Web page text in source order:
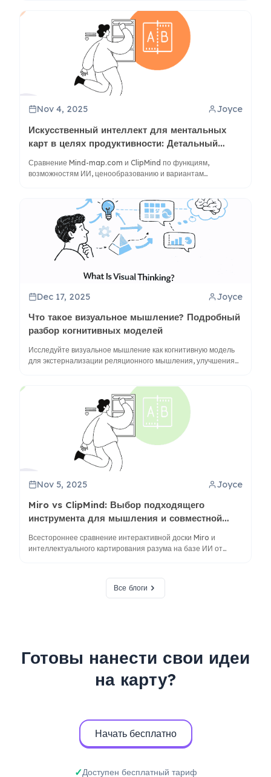
понимания и продуктивности.
Nov 4, 2025 Joyce
Искусственный интеллект для ментальных
карт в целях продуктивности: Детальный
Сравнение Mind-map.com и ClipMind по функциям,
возможностям ИИ, ценообразованию и вариантам
Dec 17, 2025 Joyce
Что такое визуальное мышление? Подробный
разбор когнитивных моделей
Исследуйте визуальное мышление как когнитивную модель
для экстернализации реляционного мышления, улучшения
Nov 5, 2025 Joyce
Miro vs ClipMind: Выбор подходящего
инструмента для мышления и совместной
Всестороннее сравнение интерактивной доски Miro и
интеллектуального картирования разума на базе ИИ от
сотрудничества, стиля обработки информации и бюджетных
Все блоги
Готовы нанести свои идеи
на карту?
Начать бесплатно
Доступен бесплатный тариф